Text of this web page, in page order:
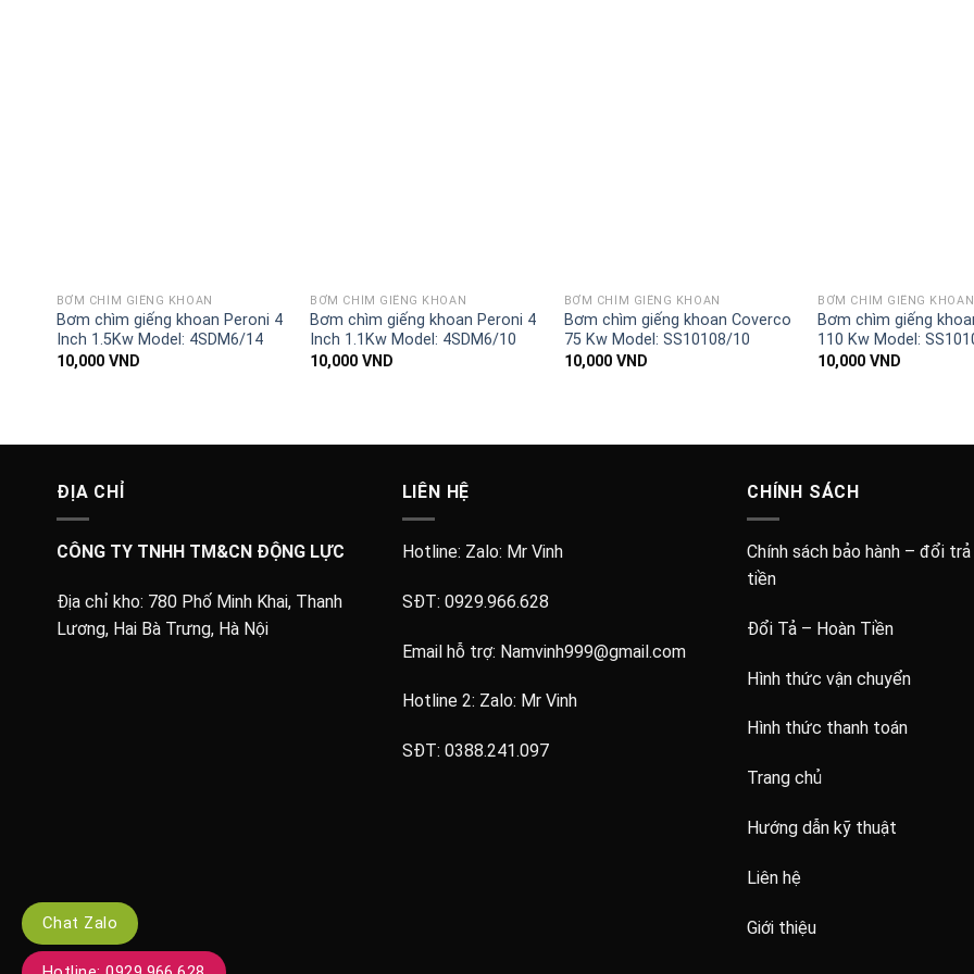
BƠM CHÌM GIẾNG KHOAN
Bơm chìm giếng khoan Peroni 4
Inch 1.5Kw Model: 4SDM6/14
10,000 VND
BƠM CHÌM GIẾNG KHOAN
Bơm chìm giếng khoan Peroni 4
Inch 1.1Kw Model: 4SDM6/10
10,000VND
BƠM CHÌM GIẾNG KHOAN
Bơm chìm giếng khoan Coverco
75 Kw Model: SS10108/10
10,000 VND
BƠM CHÌM GIẾNG KHOAN
Bơm chìm giếng
110 Kw Model:
10,000VND
Chat Zalo
ĐỊA CHỈ
CÔNG TY TNHH TM&CN ĐỘNG LỰC
Địa chỉ kho: 780 Phố Minh Khai, Thanh
Lương, Hai Bà Trưng, Hà Nội
LIÊN HỆ
Hotline: Zalo: Mr Vinh
SĐT: 0929.966.628
Email hỗ trợ: Namvinh999@gmail.com
Hotline 2: Zalo: Mr Vinh
SĐT: 0388.241.097
CHÍNH SÁCH
Chính sách bảo hành – đổi
tiền
Đổi Tả – Hoàn Tiền
Hình thức vận chuyển
Hình thức thanh toán
Trang chủ
Hướng dẫn kỹ thuật
Liên hệ
Giới thiệu